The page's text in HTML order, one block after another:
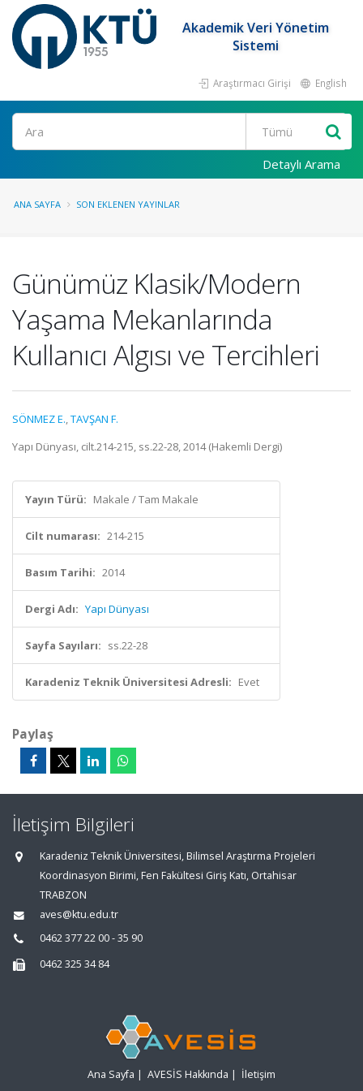
Akademik Veri Yönetim
Sistemi
Araştırmacı Girişi English
Ara
Detaylı Arama
ANA SAYFA SON EKLENEN YAYINLAR
Günümüz Klasik/Modern
Yaşama Mekanlarında
Kullanıcı Algısı ve Tercihleri
SÖNMEZ E.,TAVŞAN F.
Yapı Dünyası, cilt.214-215, ss.22-28, 2014 (Hakemli Dergi)
Yayın Türü: Makale / Tam Makale
Cilt numarası: 214-215
Basım Tarihi: 2014
Dergi Adı: Yapı Dünyası
Sayfa Sayıları: ss.22-28
Karadeniz Teknik Üniversitesi Adresli: Evet
Paylaş
İletişim Bilgileri
Karadeniz Teknik Üniversitesi, Bilimsel Araştırma Projeleri
Koordinasyon Birimi, Fen Fakültesi Giriş Katı, Ortahisar
TRABZON
aves@ktu.edu.tr
0462 377 22 00 - 35 90
0462 325 34 84
Ana Sayfa | AVESİS Hakkında | İletişim